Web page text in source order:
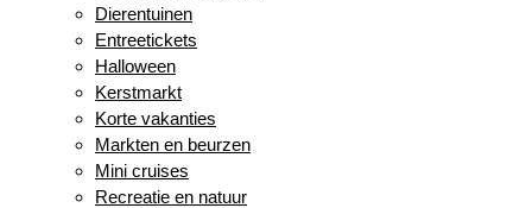
Dierentuinen
Entreetickets
Halloween
Kerstmarkt
Korte vakanties
Markten en beurzen
Mini cruises
Recreatie en natuur